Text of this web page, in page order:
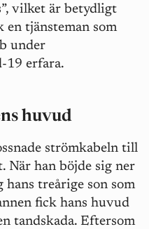
vilket är betydligt
en tjänsteman som
under
19 erfara.
huvud
strömkabeln till
När han böjde sig ner
treårige son som
fick hans huvud
tandskada. Eftersom